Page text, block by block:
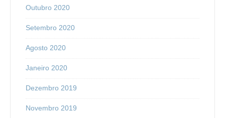
Outubro 2020
Setembro 2020
Agosto 2020
Janeiro 2020
Dezembro 2019
Novembro 2019